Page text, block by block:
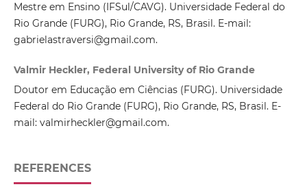
Mestre em Ensino (IFSul/CAVG). Universidade Federal do
Rio Grande (FURG), Rio Grande, RS, Brasil. E-mail:
gabrielastraversi@gmail.com.
Valmir Heckler, Federal University of Rio Grande
Doutor em Educação em Ciências (FURG). Universidade
Federal do Rio Grande (FURG), Rio Grande, RS, Brasil. E-
mail: valmirheckler@gmail.com.
REFERENCES